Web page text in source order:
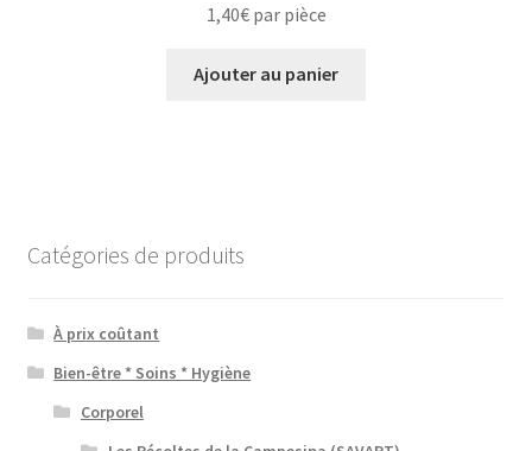
1,40€ par pièce
Ajouter au panier
Catégories de produits
À prix coûtant
Bien-être * Soins * Hygiène
Corporel